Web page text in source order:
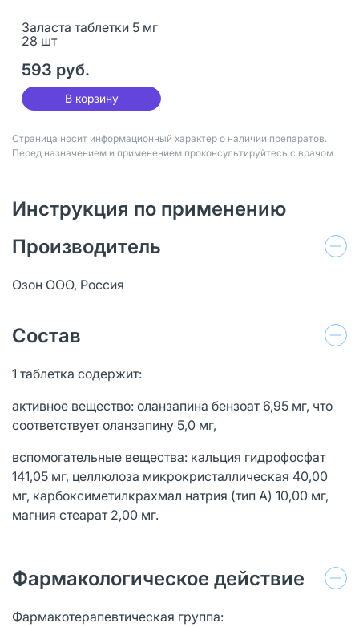
Заласта таблетки 5 мг
28 шт
593 руб.
В корзину
Страница носит информационный характер о наличии препаратов.
Перед назначением и применением проконсультируйтесь с врачом
Инструкция по применению
Производитель
Озон ООО, Россия
Состав
1 таблетка содержит:
активное вещество: оланзапина бензоат 6,95 мг, что
соответствует оланзапину 5,0 мг,
вспомогательные вещества: кальция гидрофосфат
141,05 мг, целлюлоза микрокристаллическая 40,00
мг, карбоксиметилкрахмал натрия (тип А) 10,00 мг,
магния стеарат 2,00 мг.
Фармакологическое действие
Фармакотерапевтическая группа: